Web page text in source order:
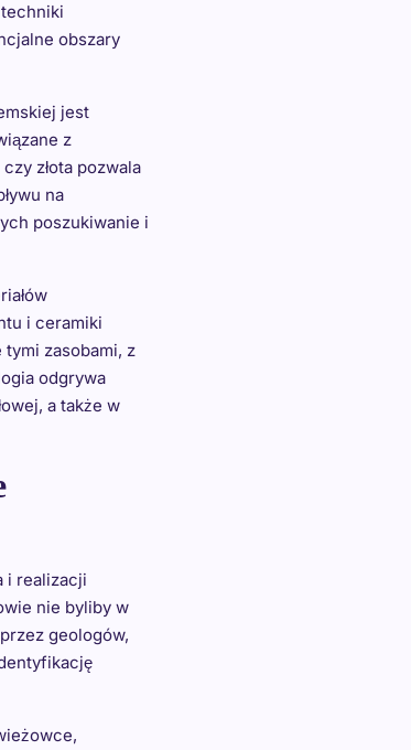
techniki
obszary
jest
z
złota pozwala
na
poszukiwanie i
i ceramiki
tymi zasobami, z
odgrywa
a także w
i realizacji
nie byliby w
geologów,